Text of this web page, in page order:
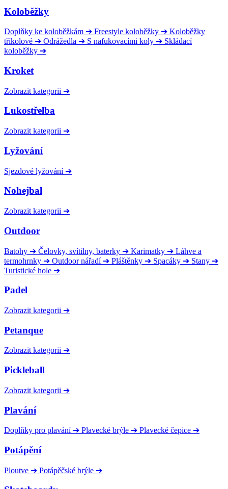
Koloběžky
Doplňky ke koloběžkám ➔ Freestyle koloběžky ➔ Koloběžky
tříkolové ➔ Odrážedla ➔ S nafukovacími koly ➔ Skládací
koloběžky ➔
Kroket
Zobrazit kategorii ➔
Lukostřelba
Zobrazit kategorii ➔
Lyžování
Sjezdové lyžování ➔
Nohejbal
Zobrazit kategorii ➔
Outdoor
Batohy ➔ Čelovky, svítilny, baterky ➔ Karimatky ➔ Láhve a
termohrnky ➔ Outdoor nářadí ➔ Pláštěnky ➔ Spacáky ➔ Stany ➔
Turistické hole ➔
Padel
Zobrazit kategorii ➔
Petanque
Zobrazit kategorii ➔
Pickleball
Zobrazit kategorii ➔
Plavání
Doplňky pro plavání ➔ Plavecké brýle ➔ Plavecké čepice ➔
Potápění
Ploutve ➔ Potápěčské brýle ➔